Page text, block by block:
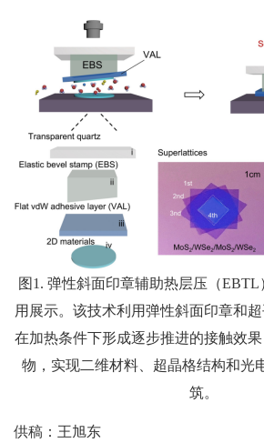
图1. 弹性斜面印章辅助热层压（
用展示。该技术利用弹性斜面印章和
在加热条件下形成逐步推进的接触效
物，实现二维材料、超晶格结构和光
筑。
供稿：王旭东